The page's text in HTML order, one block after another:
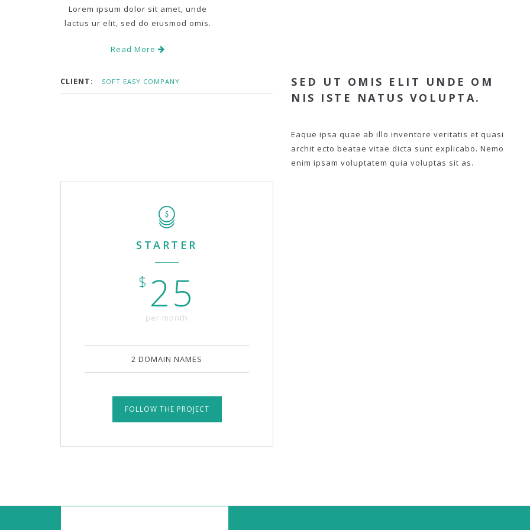
Lorem ipsum dolor sit amet, unde
lactus ur elit, sed do eiusmod omis.
Read More
CLIENT: SOFT EASY COMPANY
SED UT OMIS ELIT UNDE OM
NIS ISTE NATUS VOLUPTA.
Eaque ipsa quae ab illo inventore veritatis et quasi
archit ecto beatae vitae dicta sunt explicabo. Nemo
enim ipsam voluptatem quia voluptas sit as.
STARTER
$ 25
per month
2 DOMAIN NAMES
FOLLOW THE PROJECT